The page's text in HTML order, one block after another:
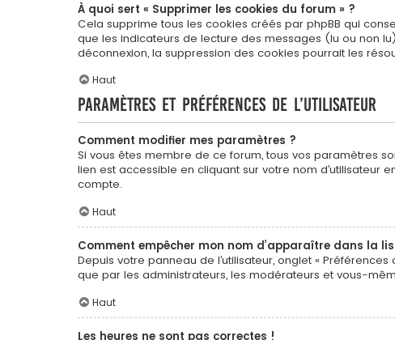
À quoi sert « Supprimer les cookies du forum » ?
Cela supprime tous les cookies créés par phpBB qui
que les indicateurs de lecture des messages (lu ou non
déconnexion, la suppression des cookies pourrait les
Haut
Paramètres et préférences de l’utilisateur
Comment modifier mes paramètres ?
Si vous êtes membre de ce forum, tous vos paramètres
lien est accessible en cliquant sur votre nom
compte.
Haut
Comment empêcher mon nom d’apparaître dans la
Depuis votre panneau de l’utilisateur, onglet « Préférences
que par les administrateurs, les modérateurs et vous-
Haut
Les heures ne sont pas correctes !